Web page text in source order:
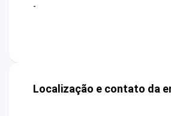
-
Localização e contato da